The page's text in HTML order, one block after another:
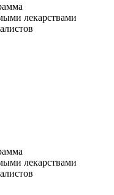
лекарствами
лекарствами